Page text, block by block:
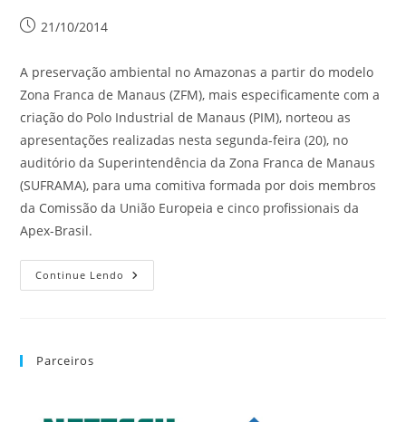
21/10/2014
A preservação ambiental no Amazonas a partir do modelo
Zona Franca de Manaus (ZFM), mais especificamente com a
criação do Polo Industrial de Manaus (PIM), norteou as
apresentações realizadas nesta segunda-feira (20), no
auditório da Superintendência da Zona Franca de Manaus
(SUFRAMA), para uma comitiva formada por dois membros
da Comissão da União Europeia e cinco profissionais da
Apex-Brasil.
Continue Lendo
Parceiros